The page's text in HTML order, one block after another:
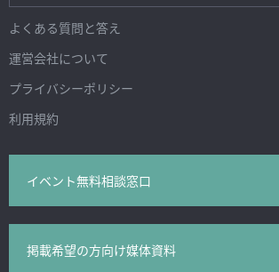
よくある質問と答え
運営会社について
プライバシーポリシー
利用規約
イベント無料相談窓口
掲載希望の方向け媒体資料